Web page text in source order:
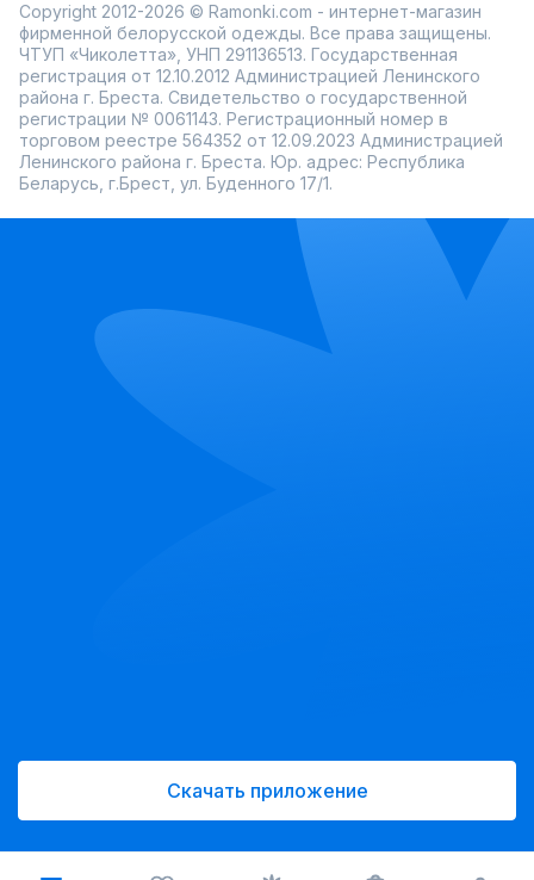
Copyright 2012-2026 © Ramonki.com - интернет-магазин
фирменной белорусской одежды. Все права защищены.
ЧТУП «Чиколетта», УНП 291136513. Государственная
регистрация от 12.10.2012 Администрацией Ленинского
района г. Бреста. Свидетельство о государственной
регистрации № 0061143. Регистрационный номер в
торговом реестре 564352 от 12.09.2023 Администрацией
Ленинского района г. Бреста. Юр. адрес: Республика
Беларусь, г.Брест, ул. Буденного 17/1.
Скачать приложение